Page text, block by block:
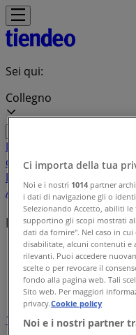
Sei qui:
Collegno
In Evidenza
casa e corpo Bricolage
Benessere
AssicurazioniViaggi
Marchi locali
Tiendeo a Collegno
Indice delle marche
1
Ci importa della tua
Noi e i nostri 1014 partner
i dati di navigazione gli o
Selezionando Accetto, abiliti
supportino gli scopi mostrati
dati da fornire". Nel caso in
disabilitate, alcuni contenuti e
rilevanti. Puoi accedere
scelte o per revocare il
fondo alla pagina web. Tali
Sito web. Per maggiori
privacy.Cookie policy
Noi e i nostri partner